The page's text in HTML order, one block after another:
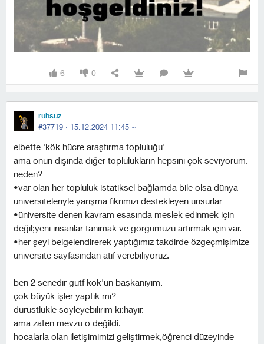
6 0
ruhsuz
#37719 · 15.12.2024 11:45 ~
elbette 'kök hücre araştırma topluluğu'
ama onun dışında diğer toplulukların hepsini çok seviyorum.
neden?
•var olan her topluluk istatiksel bağlamda bile olsa dünya
üniversiteleriyle yarışma fikrimizi destekleyen unsurlar
•üniversite denen kavram esasında meslek edinmek için
değil;yeni insanlar tanımak ve görgümüzü artırmak için var.
•her şeyi belgelendirerek yaptığımız takdirde özgeçmişimize
üniversite sayfasından atıf verebiliyoruz.
ben 2 senedir gütf kök'ün başkanıyım.
çok büyük işler yaptık mı?
dürüstlükle söyleyebilirim ki:hayır.
ama zaten mevzu o değildi.
hocalarla olan iletişimimizi geliştirmek,öğrenci düzeyinde